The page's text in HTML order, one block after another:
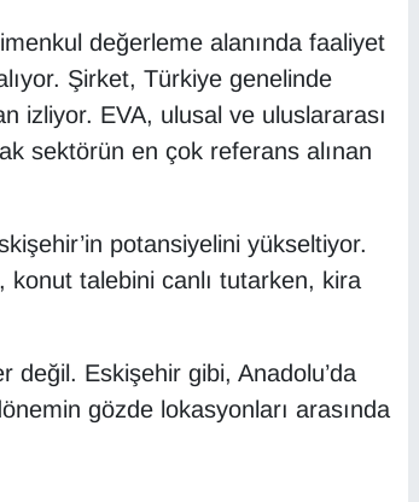
değerleme alanında faaliyet
Şirket, Türkiye genelinde
izliyor. EVA, ulusal ve uluslararası
sektörün en çok referans alınan
potansiyelini yükseltiyor.
konut talebini canlı tutarken, kira
değil. Eskişehir gibi, Anadolu’da
gözde lokasyonları arasında